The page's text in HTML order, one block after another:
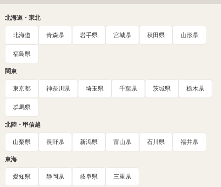
北海道・東北
北海道 青森県 岩手県 宮城県 秋田県 山形県
福島県
関東
東京都 神奈川県 埼玉県 千葉県 茨城県 栃木県
群馬県
北陸・甲信越
山梨県 長野県 新潟県 富山県 石川県 福井県
東海
愛知県 静岡県 岐阜県 三重県